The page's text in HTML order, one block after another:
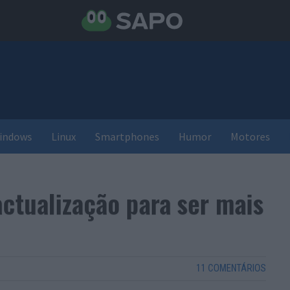
Linux Smartphones Humor Motores
para ser mais
11 COMENTÁRIOS